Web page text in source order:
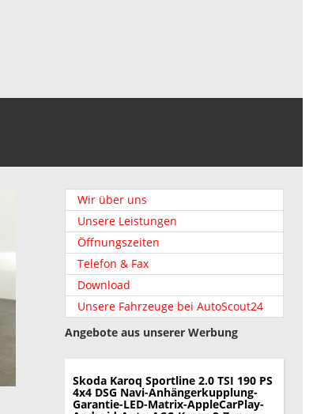
Wir über uns
Unsere Leistungen
Öffnungszeiten
Telefon & Fax
Download
Unsere Fahrzeuge bei AutoScout24
Angebote aus unserer Werbung
Skoda Karoq Sportline 2.0 TSI 190 PS
4x4 DSG Navi-Anhängerkupplung-
Garantie-LED-Matrix-AppleCarPlay-